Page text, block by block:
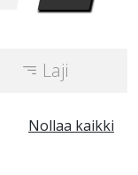
Laji
Nollaa kaikki